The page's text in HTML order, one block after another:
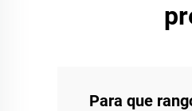
Para que